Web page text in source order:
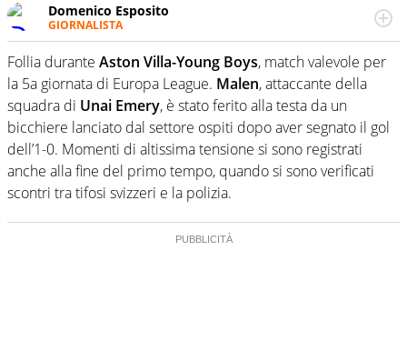
Domenico Esposito
GIORNALISTA
Da vent’anni in campo e sul campo per vivere ogni evento
in tutte le sue sfaccettature. Passione smisurata per il
calcio e per la sfera di cuoio. Il pallone è una cosa
serissima, guai a dirgli di no
Follia durante Aston Villa-Young Boys, match valevole per
la 5a giornata di Europa League. Malen, attaccante della
squadra di Unai Emery, è stato ferito alla testa da un
bicchiere lanciato dal settore ospiti dopo aver segnato il gol
dell’1-0. Momenti di altissima tensione si sono registrati
anche alla fine del primo tempo, quando si sono verificati
scontri tra tifosi svizzeri e la polizia.